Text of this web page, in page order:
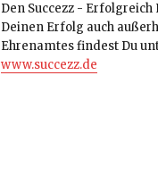
Den Succezz -
Deinen Erfolg auch
Ehrenamtes findest Du
www.succezz.de